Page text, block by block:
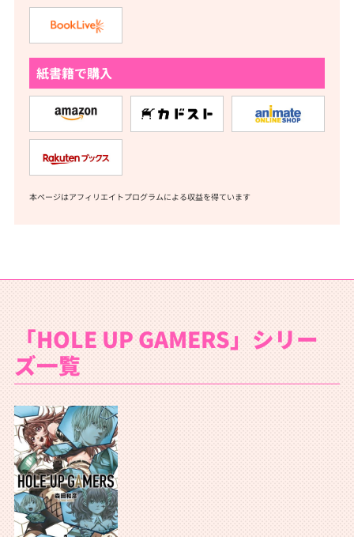
紙書籍で購入
本ページはアフィリエイトプログラムによる収益を得ています
「HOLE UP GAMERS」シリー
ズ一覧